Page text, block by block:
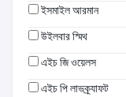
ইসমাইল আরমান
উইলবার স্মিথ
এইচ জি ওয়েলস
এইচ পি লাভক্র্যাফট